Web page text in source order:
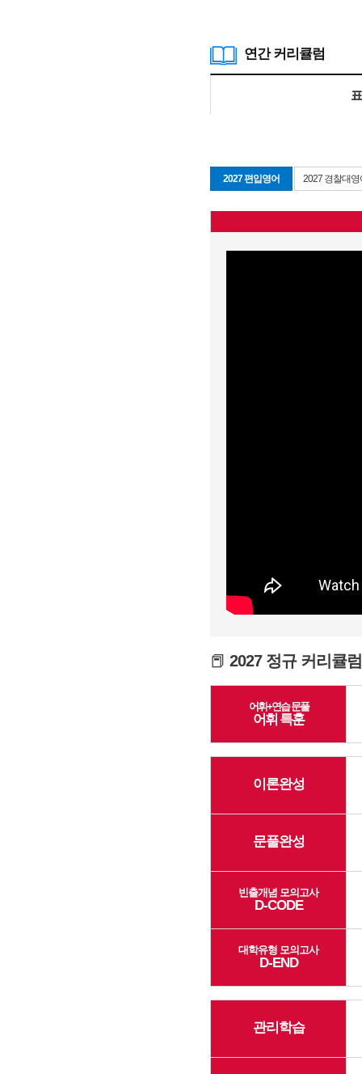
연간 커리큘럼
2027 편입영어 2027 경찰대영
📕 2027 정규 커리큘럼
어휘+연습 문풀
어휘 특훈
이론완성
문풀완성
빈출개념 모의고사
D-CODE
대학유형 모의고사
D-END
관리학습